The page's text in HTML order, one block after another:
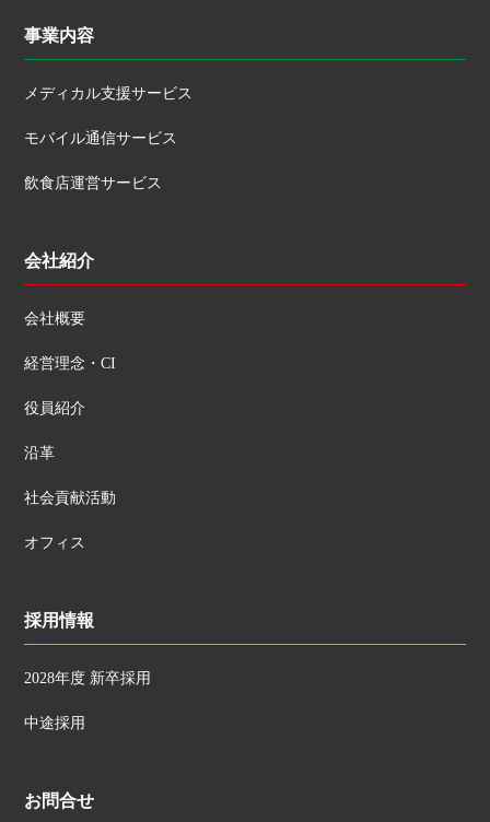
事業内容
メディカル支援サービス
モバイル通信サービス
飲食店運営サービス
会社紹介
会社概要
経営理念・CI
役員紹介
沿革
社会貢献活動
オフィス
採用情報
2028年度 新卒採用
中途採用
お問合せ